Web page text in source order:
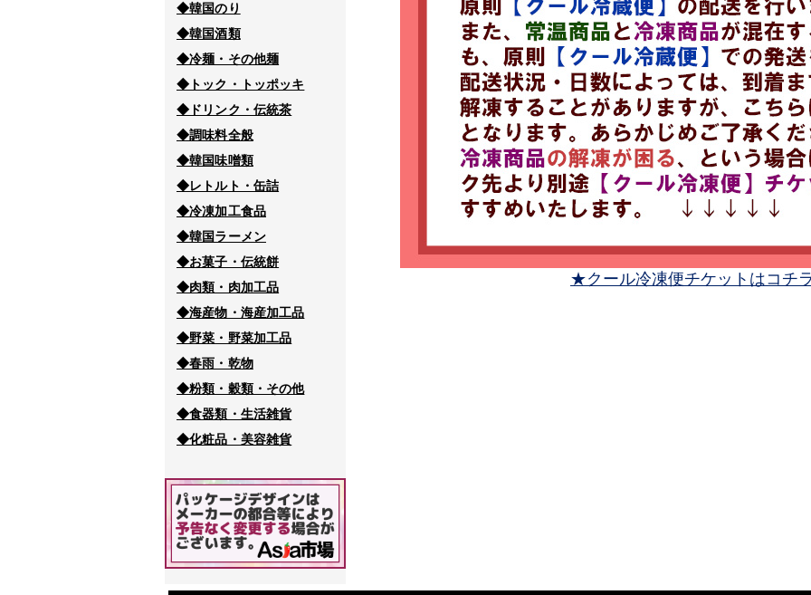
◆韓国のり
◆韓国酒類
◆冷麺・その他麺
◆トック・トッポッキ
◆ドリンク・伝統茶
◆調味料全般
◆韓国味噌類
◆レトルト・缶詰
◆冷凍加工食品
◆韓国ラーメン
◆お菓子・伝統餅
◆肉類・肉加工品
◆海産物・海産加工品
◆野菜・野菜加工品
◆春雨・乾物
◆粉類・穀類・その他
◆食器類・生活雑貨
◆化粧品・美容雑貨
★クール冷凍便チケットはコチ